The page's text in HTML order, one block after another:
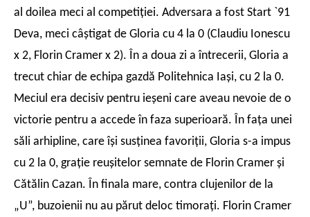
al doilea meci al competiţiei. Adversara a fost Start `91
Deva, meci câştigat de Gloria cu 4 la 0 (Claudiu Ionescu
x 2, Florin Cramer x 2). În a doua zi a întrecerii, Gloria a
trecut chiar de echipa gazdă Politehnica Iaşi, cu 2 la 0.
Meciul era decisiv pentru ieşeni care aveau nevoie de o
victorie pentru a accede în faza superioară. În faţa unei
săli arhipline, care îşi susţinea favoriţii, Gloria s-a impus
cu 2 la 0, graţie reuşitelor semnate de Florin Cramer şi
Cătălin Cazan. În finala mare, contra clujenilor de la
„U”, buzoienii nu au părut deloc timoraţi. Florin Cramer